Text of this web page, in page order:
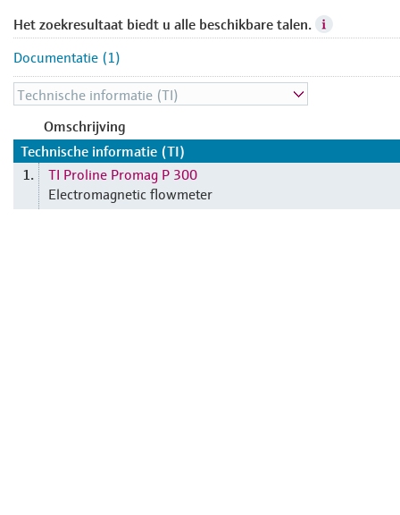
Het zoekresultaat biedt u alle beschikbare talen.
Documentatie (1)
Omschrijving
Technische informatie (TI)
1.
TI Proline Promag P 300
Electromagnetic flowmeter